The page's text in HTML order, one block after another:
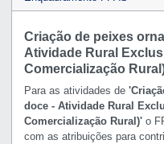
Criação de peixes
Atividade Rural
Comercialização
Para as atividades de
doce - Atividade Rural
Comercialização Rural)'o
com as atribuições para